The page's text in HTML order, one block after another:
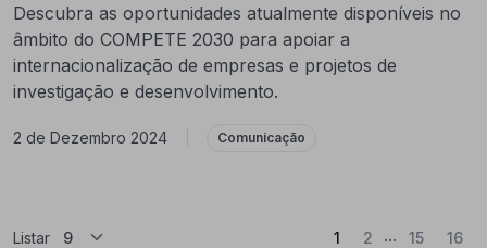
Descubra as oportunidades atualmente disponíveis no
âmbito do COMPETE 2030 para apoiar a
internacionalização de empresas e projetos de
investigação e desenvolvimento.
2 de Dezembro 2024 Comunicação
Listar 1 (Atual)
2 ... 15 16